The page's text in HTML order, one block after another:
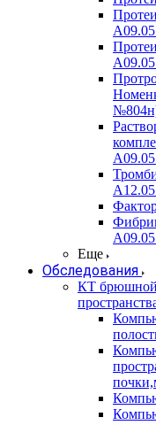
Еще
Обследования
КТ брюшной